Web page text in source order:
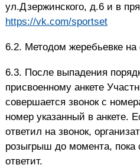
ул.Дзержинского, д.6 и в
https://vk.com/sportset
6.2. Методом жеребьевке на
6.3. После выпадения
присвоенному анкете
совершается звонок с
номер указанный в анкете.
ответил на звонок,
розыгрыш до момента,
ответит.